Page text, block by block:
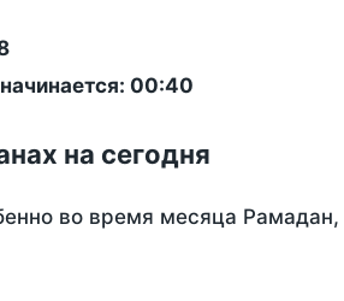
00:40
на сегодня
во время месяца